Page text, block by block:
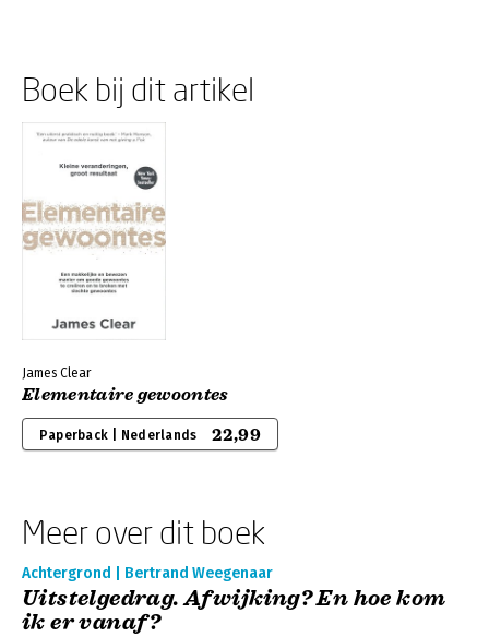
Boek bij dit artikel
James Clear
Elementaire gewoontes
Paperback | Nederlands 22,99
Meer over dit boek
Achtergrond | Bertrand Weegenaar
Uitstelgedrag. Afwijking? En hoe kom
ik er vanaf?